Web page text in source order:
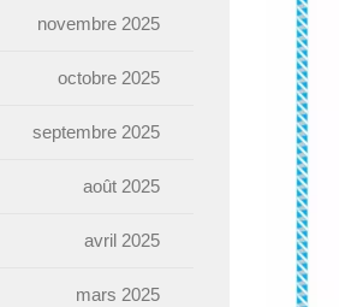
novembre 2025
octobre 2025
septembre 2025
août 2025
avril 2025
mars 2025